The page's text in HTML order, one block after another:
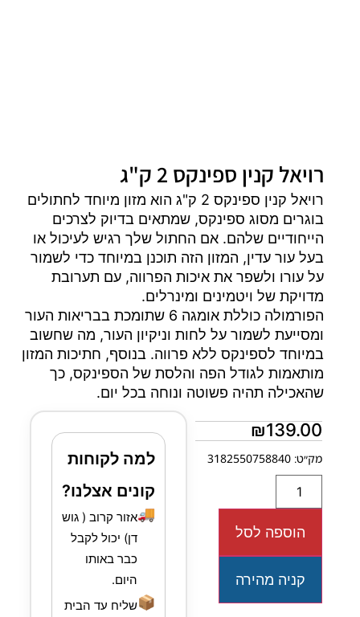
רויאל קנין ספינקס 2 ק"ג
רויאל קנין ספינקס 2 ק"ג הוא מזון מיוחד לחתולים
בוגרים מסוג ספינקס, שמתאים בדיוק לצרכים
הייחודיים שלהם. אם החתול שלך רגיש לעיכול או
בעל עור עדין, המזון הזה תוכנן במיוחד כדי לשמור
על עורו ולשפר את איכות הפרווה, עם תערובת
מדויקת של ויטמינים ומינרלים.
הפורמולה כוללת אומגה 6 שתומכת בבריאות העור
ומסייעת לשמור על לחות וניקיון העור, מה שחשוב
במיוחד לספינקס ללא פרווה. בנוסף, חתיכות המזון
מותאמות לגודל הפה והלסת של הספינקס, כך
שהאכילה תהיה פשוטה ונוחה בכל יום.
₪139.00
מק״ט: 3182550758840
הוספה לסל
קניה מהירה
למה לקוחות
קונים אצלנו?
🚚אזור קרוב ( גוש
דן) יכול לקבל
כבר באותו
היום.
📦שליח עד הבית